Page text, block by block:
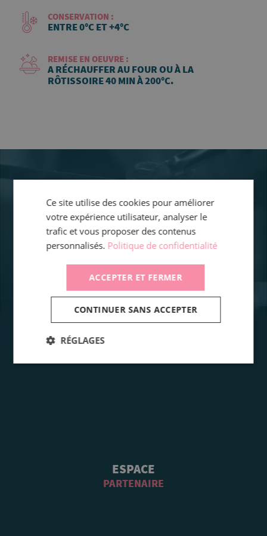
CONSERVATION :
ENTRE 0°C ET +4°C
REMISE EN OEUVRE :
A RÉCHAUFFER AU FOUR OU À LA
RÔTISSOIRE 40 MIN À 200°C.
ESPACE
PARTENAIRE
Ce site utilise des cookies pour améliorer
votre expérience utilisateur, analyser le
trafic et vous proposer des contenus
personnalisés. Politique de confidentialité
ACCEPTER ET FERMER
CONTINUER SANS ACCEPTER
RÉGLAGES